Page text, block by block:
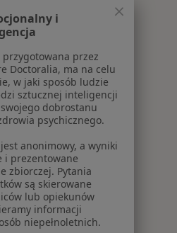
Najczęście leczone
Krakowie
w Krakowie
Krakowie
i
przez
Doctoralia, ma na celu
w jaki sposób ludzie
sztucznej inteligencji
dobrostanu
psychicznego.
anonimowy, a wyniki
i prezentowane
zbiorczej. Pytania
są skierowane
lub opiekunów
informacji
niepełnoletnich.